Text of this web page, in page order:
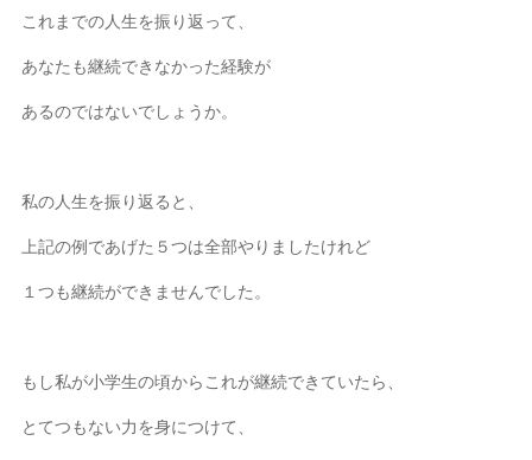
これまでの人生を振り返って、
あなたも継続できなかった経験が
あるのではないでしょうか。
私の人生を振り返ると、
上記の例であげた５つは全部やりましたけれど
１つも継続ができませんでした。
もし私が小学生の頃からこれが継続できていたら、
とてつもない力を身につけて、